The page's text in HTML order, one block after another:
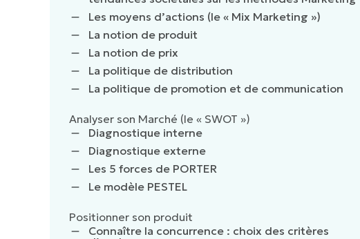
Les moyens d’actions (le « Mix Marketing »)
La notion de produit
La notion de prix
La politique de distribution
La politique de promotion et de communication
Analyser son Marché (le « SWOT »)
Diagnostique interne
Diagnostique externe
Les 5 forces de PORTER
Le modèle PESTEL
Positionner son produit
Connaître la concurrence : choix des critères